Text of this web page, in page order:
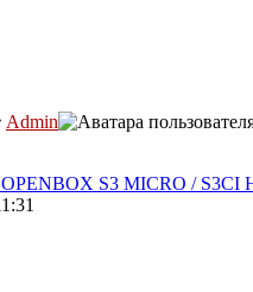
Admin
S3 MICRO / S3CI